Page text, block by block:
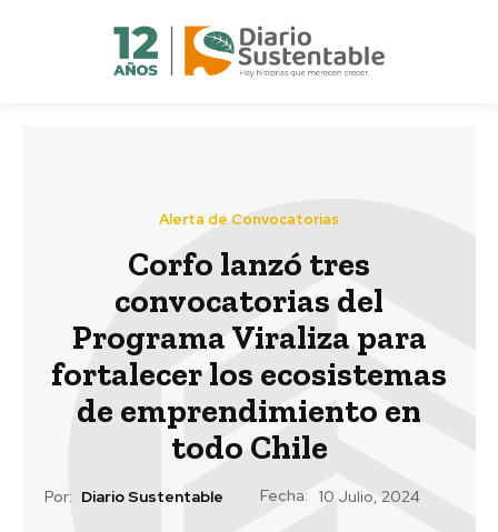
Alerta de Convocatorias
Corfo lanzó tres
convocatorias del
Programa Viraliza para
fortalecer los ecosistemas
de emprendimiento en
todo Chile
Por: Diario Sustentable Fecha: 10 Julio, 2024